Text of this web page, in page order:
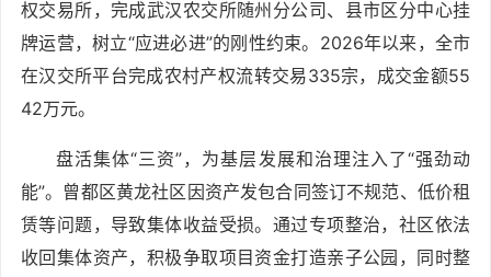
权交易所，完成武汉农交所随州分公司、县市区分中心挂
牌运营，树立“应进必进”的刚性约束。2026年以来，全市
在汉交所平台完成农村产权流转交易335宗，成交金额55
42万元。
盘活集体“三资”，为基层发展和治理注入了“强劲动
能”。曾都区黄龙社区因资产发包合同签订不规范、低价租
赁等问题，导致集体收益受损。通过专项整治，社区依法
收回集体资产，积极争取项目资金打造亲子公园，同时整